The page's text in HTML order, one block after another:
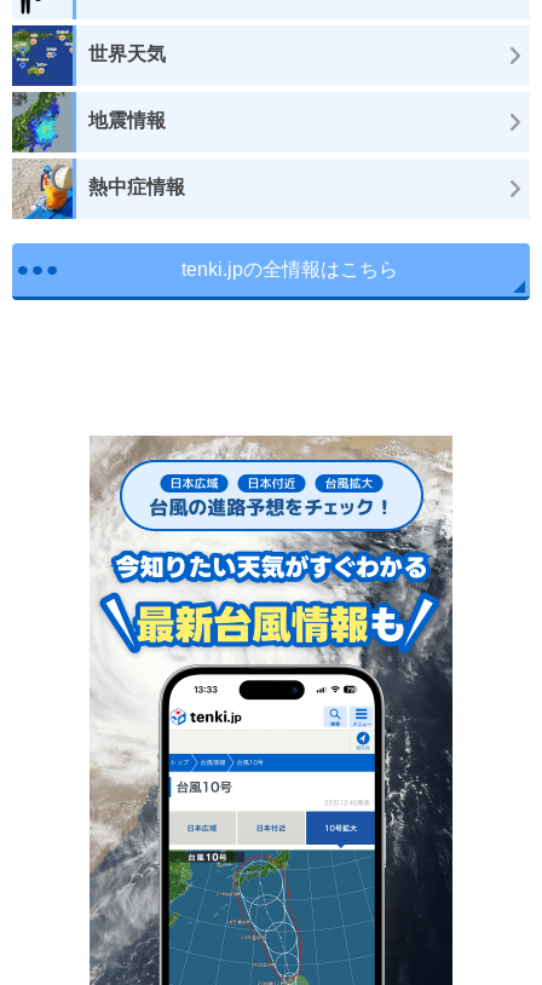
世界天気
地震情報
熱中症情報
tenki.jpの全情報はこちら